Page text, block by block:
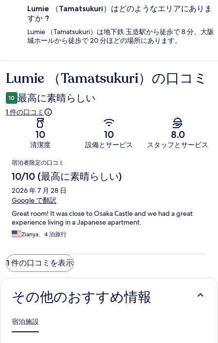
Lumie （Tamatsukuri）はどのようなエリアにありま
すか ?
Lumie （Tamatsukuri）は地下鉄 玉造駅から徒歩で 8 分、大阪
城ホールから徒歩で 20 分ほどの場所にあります。
口
コ
ミ
Lumie （Tamatsukuri）の口コミ
10 最高に素晴らしい
1 件の口コミ
10
清潔度
10
設備とサービス
8.0
スタッフとサービス
口
コ
ミ
宿泊者限定の口コミ
10/10 (最高に素晴らしい)
2026 年 7 月 28 日
Google で翻訳
Great room! It was close to Osaka Castle and we had a great
experience living in a Japanese apartment.
Zianya、4 泊旅行
1 件の口コミを表示
その他のおすすめ情報
宿泊施設